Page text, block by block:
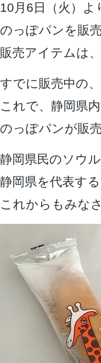
10月6日（火）
のっぽパンを販売
販売アイテムは
すでに販売中の
これで、静岡県
のっぽパンが販
静岡県民のソウ
静岡県を代表す
これからもみな